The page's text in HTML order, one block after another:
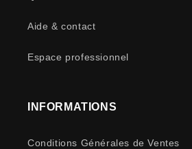
Aide & contact
Espace professionnel
INFORMATIONS
Conditions Générales de Ventes